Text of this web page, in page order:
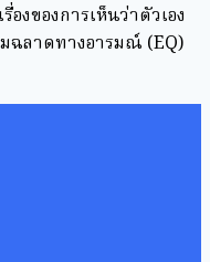
งของการเห็นว่าตัวเอง
ฉลาดทางอารมณ์ (EQ)